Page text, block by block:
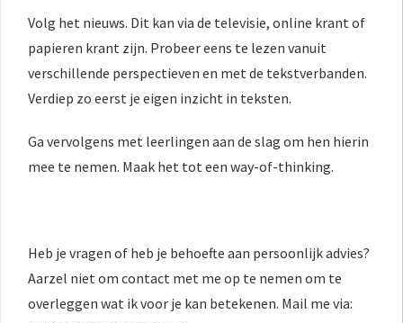
Volg het nieuws. Dit kan via de televisie, online krant of
papieren krant zijn. Probeer eens te lezen vanuit
verschillende perspectieven en met de tekstverbanden.
Verdiep zo eerst je eigen inzicht in teksten.
Ga vervolgens met leerlingen aan de slag om hen hierin
mee te nemen. Maak het tot een way-of-thinking.
Heb je vragen of heb je behoefte aan persoonlijk advies?
Aarzel niet om contact met me op te nemen om te
overleggen wat ik voor je kan betekenen. Mail me via: